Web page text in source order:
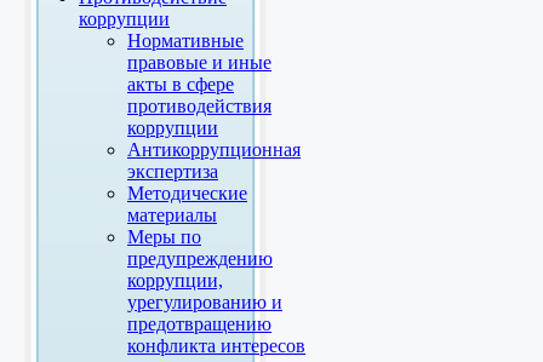
коррупции
Нормативные
правовые и иные
акты в сфере
противодействия
коррупции
Антикоррупционная
экспертиза
Методические
материалы
Меры по
предупреждению
коррупции,
урегулированию и
предотвращению
конфликта интересов